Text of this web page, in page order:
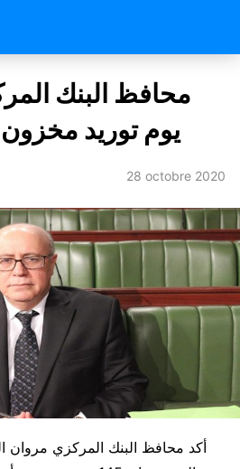
يوم توريد
28 octobre 2020
أكد محافظ البنك المركزي مروان